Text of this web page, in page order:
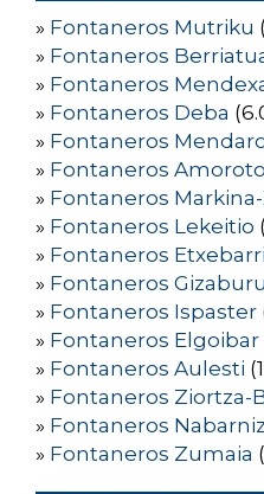
» Fontaneros Mutriku
» Fontaneros
» Fontaneros
» Fontaneros Deba
» Fontaneros
» Fontaneros Amoroto
» Fontaneros
» Fontaneros Lekeitio
» Fontaneros
» Fontaneros
» Fontaneros Ispaster
» Fontaneros Elgoibar
» Fontaneros Aulesti
» Fontaneros Ziortza-
» Fontaneros Nabarniz
» Fontaneros Zumaia